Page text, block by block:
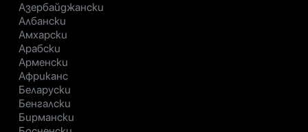
Азербайджански
Албански
Амхарски
Арабски
Арменски
Африканс
Беларуски
Бенгалски
Бирмански